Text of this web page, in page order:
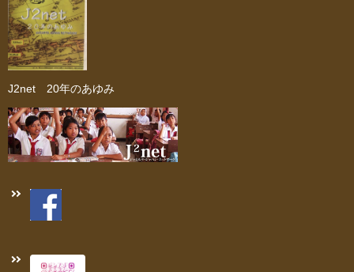
J2net 20年のあゆみ